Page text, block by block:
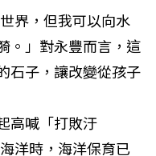
界，但我可以向水
。」對永豐而言，這
石子，讓改變從孩子
高喊「打敗汙
洋時，海洋保育已